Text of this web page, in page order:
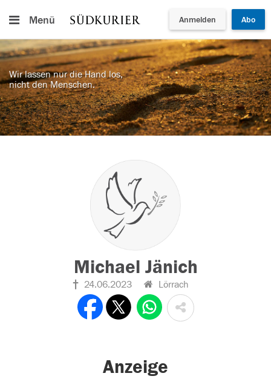
Menü Anmelden Abo
Wir lassen nur die Hand los,
nicht den Menschen.
Michael Jänich
24.06.2023 Lörrach
Anzeige